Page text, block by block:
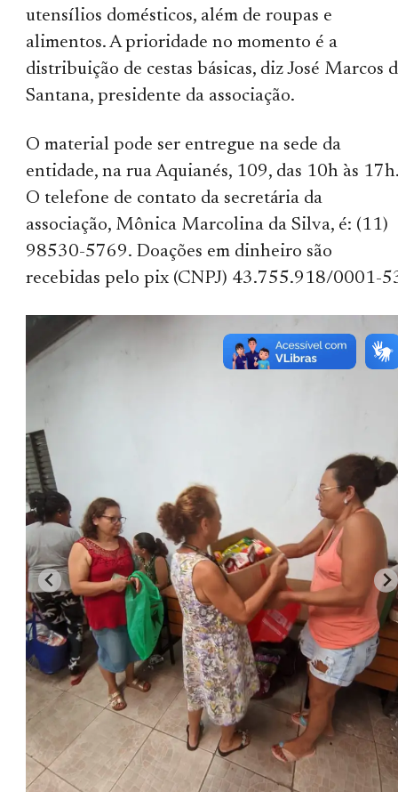
utensílios domésticos, além de roupas e
alimentos. A prioridade no momento é a
distribuição de cestas básicas, diz José Marcos
Santana, presidente da associação.
O material pode ser entregue na sede da
entidade, na rua Aquianés, 109, das 10h às
O telefone de contato da secretária da
associação, Mônica Marcolina da Silva, é: (11)
98530-5769. Doações em dinheiro são
recebidas pelo pix (CNPJ) 43.755.918/0001-